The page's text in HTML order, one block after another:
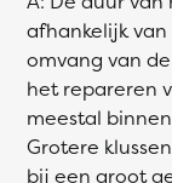
afhankelijk
omvang van
het repareren
meestal
Grotere
bij een groot